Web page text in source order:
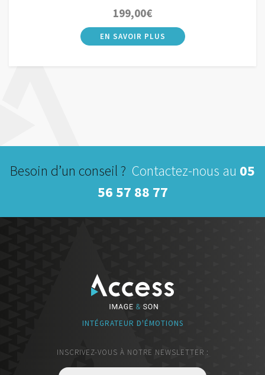
199,00€
Besoin d’un conseil ? Contactez-nous au 05
56 57 88 77
INTÉGRATEUR D'ÉMOTIONS
INSCRIVEZ-VOUS À NOTRE NEWSLETTER :